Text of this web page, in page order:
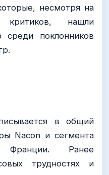
несмотря на
нашли
среди поклонников
в общий
Nacon и сегмента
Франции. Ранее
трудностях и